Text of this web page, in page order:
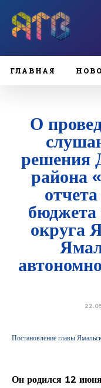
ГЛАВНАЯ
О
решения
района
округа
Постановление главы
Он родился 12